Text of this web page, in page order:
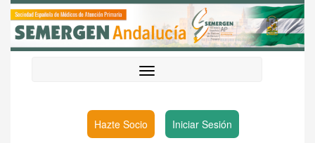
Hazte Socio Iniciar Sesión